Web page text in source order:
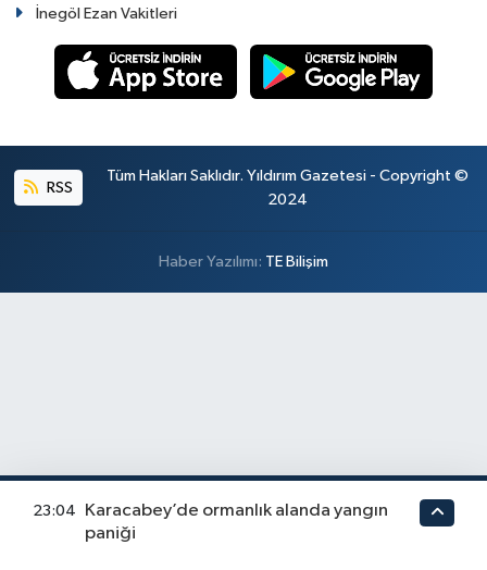
İnegöl Ezan Vakitleri
RSS
Tüm Hakları Saklıdır. Yıldırım Gazetesi - Copyright ©
2024
Haber Yazılımı: TE Bilişim
23:04
Karacabey’de ormanlık alanda yangın
paniği